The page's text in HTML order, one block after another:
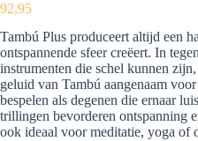
92,95
Tambú Plus produceert altijd een
ontspannende sfeer creëert. In
instrumenten die schel kunnen
geluid van Tambú aangenaam
bespelen als degenen die ernaar
trillingen bevorderen ontspanning
ook ideaal voor meditatie, yoga of